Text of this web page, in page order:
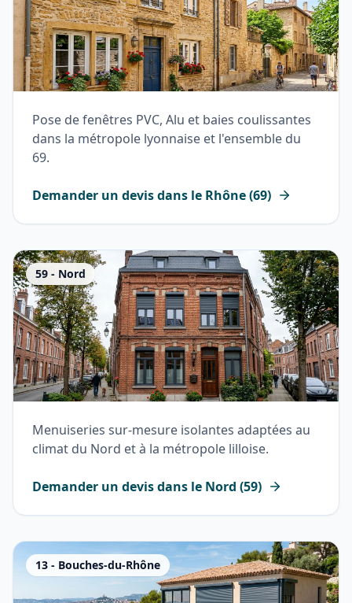
Pose de fenêtres PVC, Alu et baies coulissantes
dans la métropole lyonnaise et l'ensemble du
69.
Demander un devis dans le Rhône(69)
59 - Nord
Menuiseries sur-mesure isolantes adaptées au
climat du Nord et à la métropole lilloise.
Demander un devis dans le Nord (59)
13 - Bouches-du-Rhône